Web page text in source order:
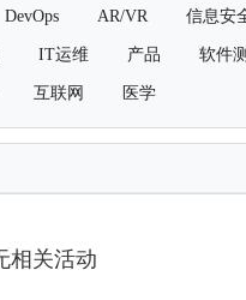
DevOps AR/VR 信息安
IT运维 产品 软件
互联网 医学
相关活动